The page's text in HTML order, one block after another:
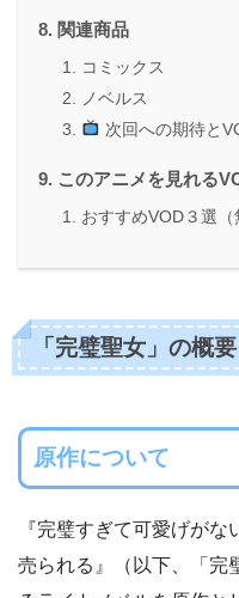
関連商品
コミックス
ノベルス
次回への期待と
このアニメを見れる
おすすめVOD３選（
「完璧聖女」の概要
原作について
『完璧すぎて可愛げが
売られる』（以下、「完